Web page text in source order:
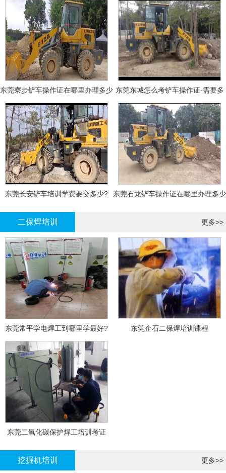
东莞寮步铲车操作证在哪里办理多少
钱
东莞东城怎么考铲车操作证-需要多
少钱?
东莞长安铲车培训学费要交多少?
东莞石龙铲车操作证在哪里办理多少
二保焊培训 更多>>
东莞常平学电焊工到哪里学最好? 东莞企石二保焊培训课程
东莞二氧化碳保护焊工培训考证
挖掘机培训 更多>>